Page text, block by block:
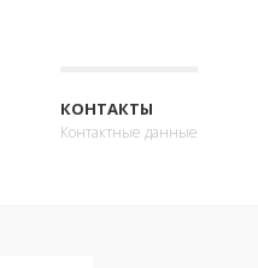
КОНТАКТЫ
Контактные данные